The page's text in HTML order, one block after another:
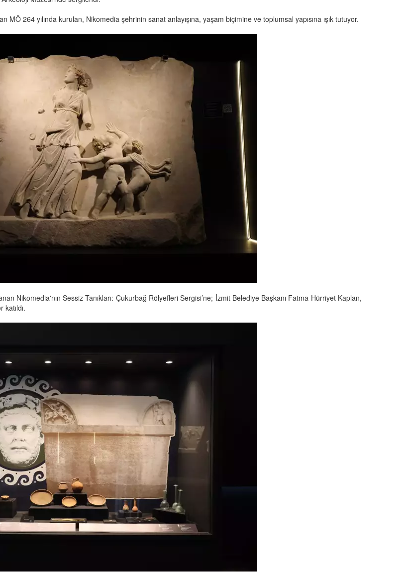
MÖ 264 yılında kurulan, Nikomedia şehrinin sanat anlayışına, yaşam biçimine ve toplumsal yapısına ışık tutuyor.
Nikomedia'nın Sessiz Tanıkları: Çukurbağ Rölyefleri Sergisi’ne; İzmit Belediye Başkanı Fatma Hürriyet Kaplan,